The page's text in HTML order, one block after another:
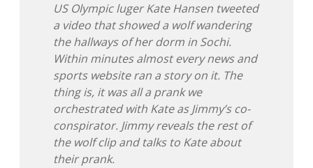
Adventskalender 2022
Adventskalender 2023
Adventskalender 2024
US Olympic luger Kate Hansen tweeted
a video that showed a wolf wandering
the hallways of her dorm in Sochi.
Within minutes almost every news and
sports website ran a story on it. The
thing is, it was all a prank we
orchestrated with Kate as Jimmy’s co-
conspirator. Jimmy reveals the rest of
the wolf clip and talks to Kate about
their prank.